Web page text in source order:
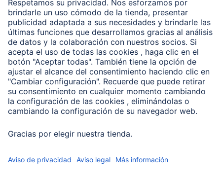
Clientes online
Conviértete en distribuidor
Compañía
Historia de la empresa
Hama en todo el Mundo
Sostenibilidad
Business-Portal